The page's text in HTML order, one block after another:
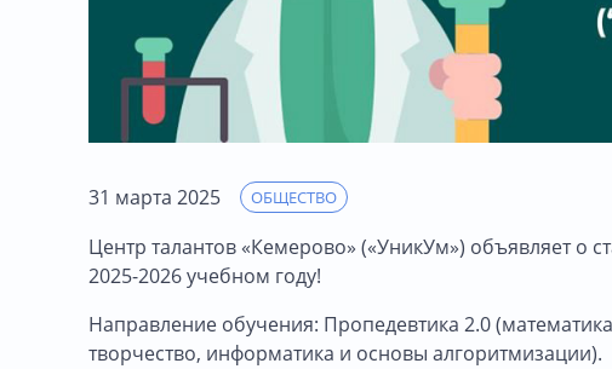
31 марта 2025 ОБЩЕСТВО
Центр талантов «Кемерово» («УникУм») объявляет о
2025-2026 учебном году!
Направление обучения: Пропедевтика 2.0
творчество, информатика и основы алгоритмизации).